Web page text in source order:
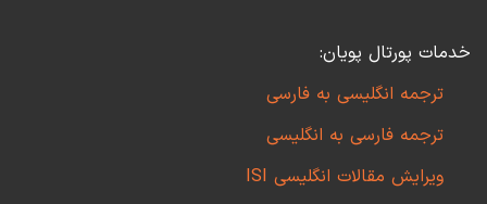
خدمات پورتال پویان:
ترجمه انگلیسی به فارسی
ترجمه فارسی به انگلیسی
ویرایش مقالات انگلیسی ISI